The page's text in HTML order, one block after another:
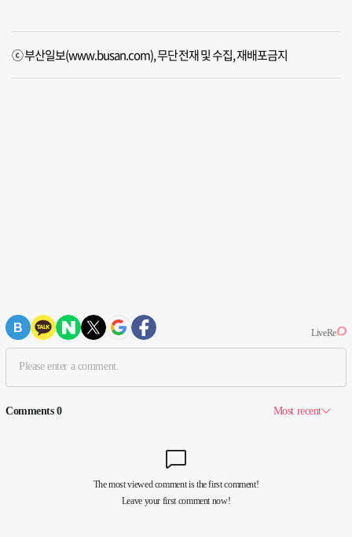
ⓒ 부산일보(www.busan.com), 무단전재 및 수집, 재배포금지